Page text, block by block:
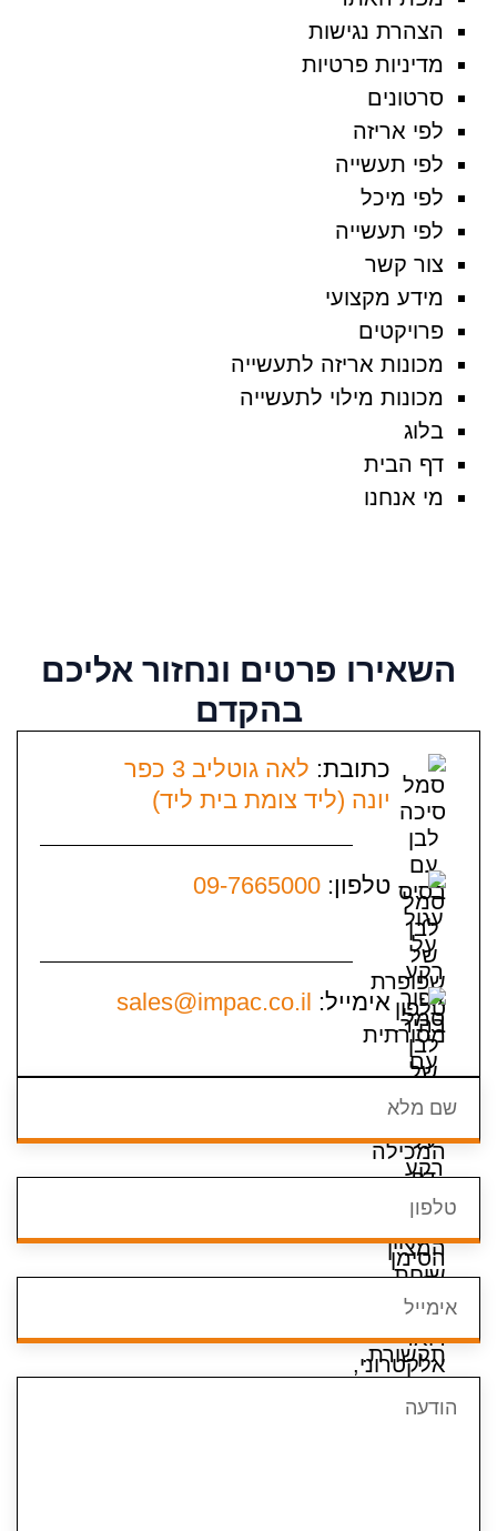
הצהרת נגישות
מדיניות פרטיות
סרטונים
לפי אריזה
לפי תעשייה
לפי מיכל
לפי תעשייה
צור קשר
מידע מקצועי
פרויקטים
מכונות אריזה לתעשייה
מכונות מילוי לתעשייה
בלוג
דף הבית
מי אנחנו
פרטיםונחזור אליכם
בהקדם
כתובת:
לאה גוטליב 3 כפר
יונה (ליד צומת בית ליד)
טלפון:09-7665000
אימייל:sales@impac.co.il